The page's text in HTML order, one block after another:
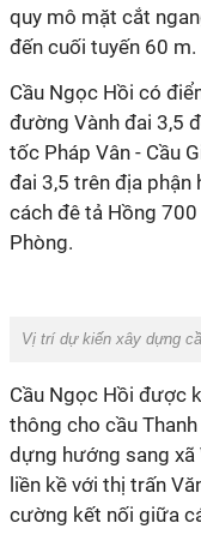
quy mô mặt cắt
đến cuối tuyến 60 m.
Cầu Ngọc Hồi có
đường Vành đai 3,5
tốc Pháp Vân - Cầu
đai 3,5 trên địa phận
cách đê tả Hồng
Phòng.
Vị trí dự kiến xây dựng
Cầu Ngọc Hồi được
thông cho cầu
dựng hướng sang xã
liền kề với thị trấn
cường kết nối giữa